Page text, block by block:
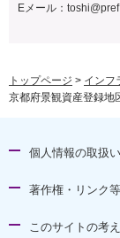
Eメール：
トップページ > インフ
京都府景観資産登録地
個人情報の取扱い
著作権・リンク等
このサイトの考